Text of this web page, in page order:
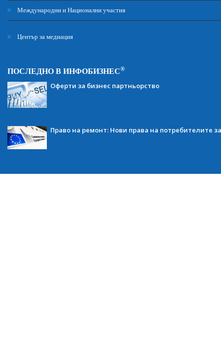
Международни и Национални участия
Център за медиация
ПОСЛЕДНО В ИНФОБИЗНЕС®
Оферти за бизнес партньорство
Право на ремонт: Нови права на потребителите